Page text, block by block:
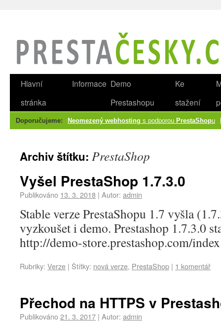
Hlavní
stránka
Informace Demo
Prestashopu
Ke
stažení
Doporučujeme: Neomezený webhosting s podporou PrestaShopu
Archiv štítku: PrestaShop
Vyšel PrestaShop 1.7.3.0
Publikováno 13. 3. 2018 | Autor: admin
Stable verze PrestaShopu 1.7 vyšla
vyzkoušet i demo. Prestashop 1.7.3.0
http://demo-store.prestashop.com/
Rubriky: Verze | Štítky: nová verze, PrestaShop | 1 komentář
Přechod na HTTPS v
Publikováno21. 3. 2017 | Autor: admin